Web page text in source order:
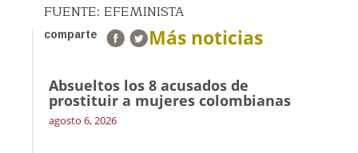
FUENTE: EFEMINISTA
comparte Más noticias
Absueltos los 8 acusados de
prostituir a mujeres colombianas
agosto 6, 2026